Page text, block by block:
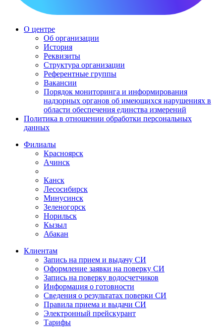
О центре
Об организации
История
Реквизиты
Структура организации
Референтные группы
Вакансии
Порядок мониторинга и информирования
надзорных органов об имеющихся нарушениях в
области обеспечения единства измерений
Политика в отношении обработки персональных
данных
Филиалы
Красноярск
Ачинск
Канск
Лесосибирск
Минусинск
Зеленогорск
Норильск
Кызыл
Абакан
Клиентам
Запись на прием и выдачу СИ
Оформление заявки на поверку СИ
Запись на поверку водосчетчиков
Информация о готовности
Сведения о результатах поверки СИ
Правила приема и выдачи СИ
Электронный прейскурант
Тарифы